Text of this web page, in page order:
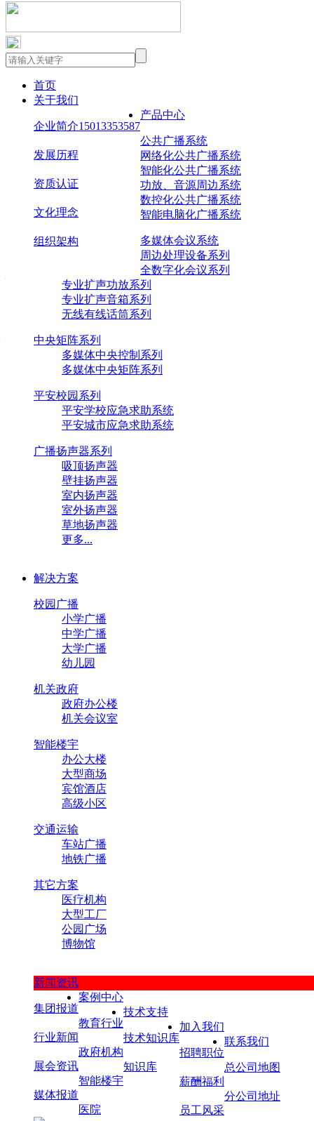
首页
关于我们
企业简介15013353587
发展历程
资质认证
文化理念
组织架构
产品中心
公共广播系统
网络化公共广播系统
智能化公共广播系统
功放、音源周边系统
数控化公共广播系统
智能电脑化广播系统
多媒体会议系统
周边处理设备系列
全数字化会议系列
专业扩声功放系列
专业扩声音箱系列
无线有线话筒系列
中央矩阵系列
多媒体中央控制系列
多媒体中央矩阵系列
平安校园系列
平安学校应急求助系统
平安城市应急求助系统
广播扬声器系列
吸顶扬声器
壁挂扬声器
室内扬声器
室外扬声器
草地扬声器
更多...
解决方案
校园广播
小学广播
中学广播
大学广播
幼儿园
机关政府
政府办公楼
机关会议室
智能楼宇
办公大楼
大型商场
宾馆酒店
高级小区
交通运输
车站广播
地铁广播
其它方案
医疗机构
大型工厂
公园广场
博物馆
新闻资讯
集团报道
行业新闻
展会资讯
媒体报道
案例中心
教育行业
政府机构
智能楼宇
医院
技术支持
技术知识库
知识库
加入我们
招聘职位
薪酬福利
员工风采
联系我们
总公司地图
分公司地址
新闻资讯
集团报道
行业新闻
展会资讯
媒体报道
行业新闻
您现在的位置：
2019-11
电子音响行业发展趋势
近年来，随着智能终
加，消费者对音质、
以及音频和数码技术
化、无线化发展。
2019-11
音响小知识
音响技术的发展历史
电路、场效应管四个
19 2018-10
2018年全国质量诚信
重质量讲诚信 希迪可
业”殊荣。中国“质量
府相关主管部门的倡
的9月在全国范围内动
与，长期组织开展的
主题活动。全国“质量